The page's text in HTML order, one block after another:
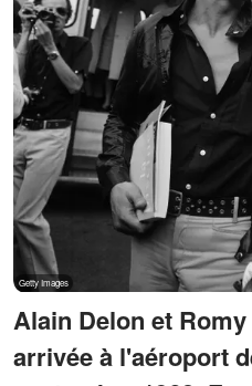
Alain Delon et
arrivée à l'aéroport